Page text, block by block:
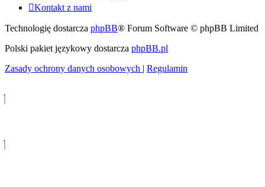
Kontakt z nami
Technologię dostarcza phpBB® Forum Software © phpBB Limited
Polski pakiet językowy dostarcza phpBB.pl
Zasady ochrony danych osobowych | Regulamin